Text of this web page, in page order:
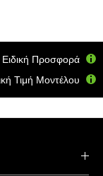
Ειδική Προσφορά
Τιμή Μοντέλου